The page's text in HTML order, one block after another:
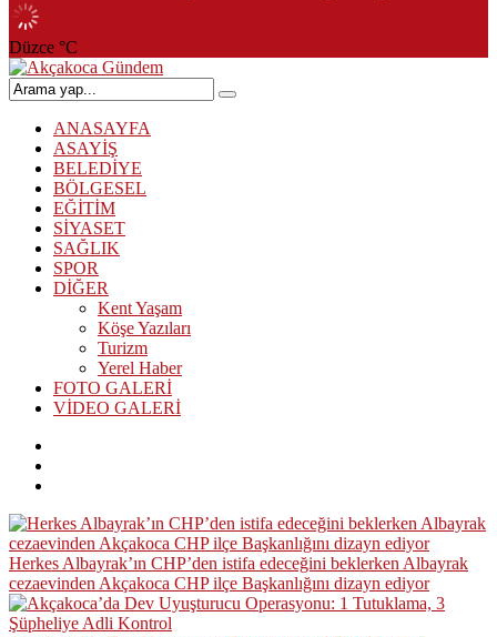
Düzce °C
ANASAYFA
ASAYİŞ
BELEDİYE
BÖLGESEL
EĞİTİM
SİYASET
SAĞLIK
SPOR
DİĞER
Kent Yaşam
Köşe Yazıları
Turizm
Yerel Haber
FOTO GALERİ
VİDEO GALERİ
Herkes Albayrak’ın CHP’den istifa edeceğini beklerken Albayrak
cezaevinden Akçakoca CHP ilçe Başkanlığını dizayn ediyor